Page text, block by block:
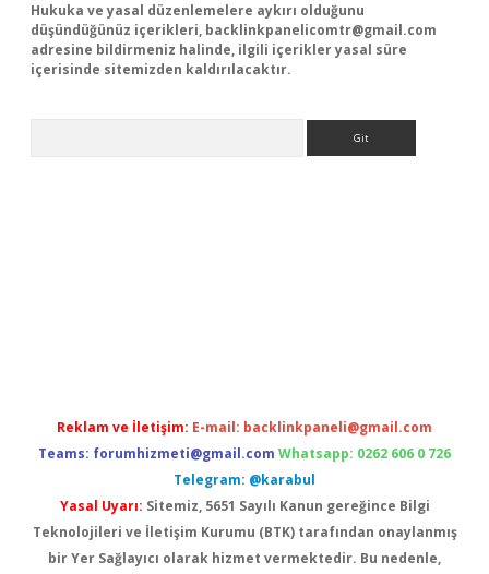
Hukuka ve yasal düzenlemelere aykırı olduğunu
düşündüğünüz içerikleri, backlinkpanelicomtr@gmail.com
adresine bildirmeniz halinde, ilgili içerikler yasal süre
içerisinde sitemizden kaldırılacaktır.
Reklam ve İletişim: E-mail: backlinkpaneli@gmail.com
Teams: forumhizmeti@gmail.com Whatsapp: 0262 606 0 726
Telegram: @karabul
Yasal Uyarı: Sitemiz, 5651 Sayılı Kanun gereğince Bilgi
Teknolojileri ve İletişim Kurumu (BTK) tarafından onaylanmış
bir Yer Sağlayıcı olarak hizmet vermektedir. Bu nedenle,